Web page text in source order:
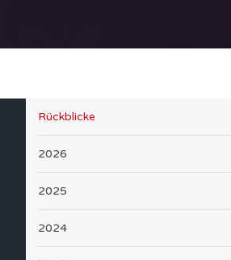
Rückblicke
2026
2025
2024